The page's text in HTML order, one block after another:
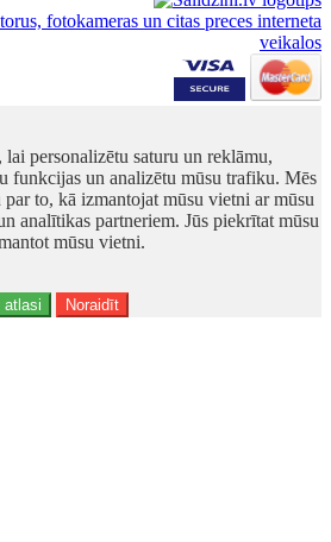
personalizētu saturu un reklāmu,
funkcijas un analizētu mūsu trafiku. Mēs
to, kā izmantojat mūsu vietni ar mūsu
analītikas partneriem. Jūs piekrītat mūsu
mūsu vietni.
atlasi Noraidīt